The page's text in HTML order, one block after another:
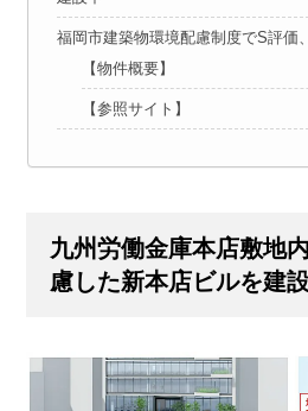
福岡市建築物環境配慮制度でS評価
【物件概要】
【参照サイト】
九州労働金庫本店敷地
慮した新本店ビルを建